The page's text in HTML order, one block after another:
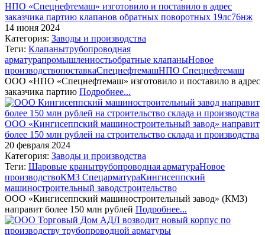
НПО «Спецнефтемаш» изготовило и поставило в адрес
заказчика партию клапанов обратных поворотных 19лс76нж
14 июня 2024
Категория: Заводы и производства
Теги: Клапанытрубопроводная
арматурапромышленностьобратные клапаныНовое
производствопоставкаСпецнефтемашНПО Спецнефтемаш
ООО «НПО «Спецнефтемаш» изготовило и поставило в адрес
заказчика партию Подробнее...
ООО «Кингисеппский машиностроительный завод» направит
более 150 млн рублей на строительство склада и производства
20 февраля 2024
Категория: Заводы и производства
Теги: Шаровые кранытрубопроводная арматураНовое
производствоКМЗ СпецарматураКингисеппский
машиностроительный заводстроительство
ООО «Кингисеппский машиностроительный завод» (КМЗ)
направит более 150 млн рублей Подробнее...